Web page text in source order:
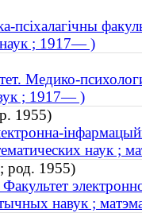
псіхалагічны
наук ; 1917— )
Медико-
; 1917— )
1955)
наук ;
род. 1955)
Факультет
навук ;